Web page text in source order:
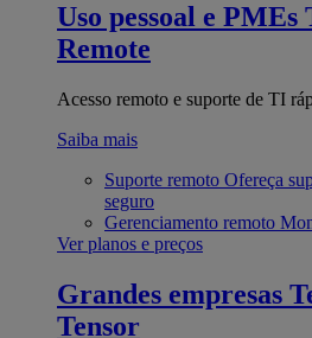
Uso pessoal e PMEs
Remote
Acesso remoto e suporte de TI
Saiba mais
Suporte remoto Ofereça
seguro
Gerenciamento remoto
Ver planos e preços
Grandes empresas
Tensor